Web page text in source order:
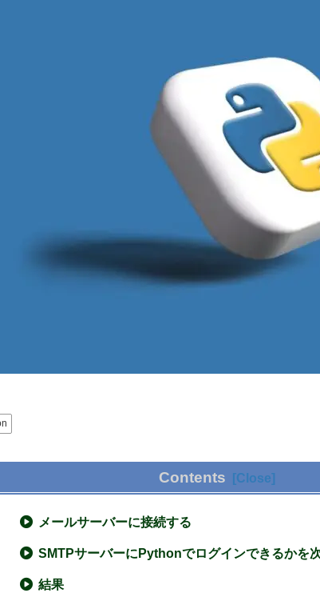
Contents
メールサーバーに接続する
SMTPサーバーにPythonでログインできるかを
結果